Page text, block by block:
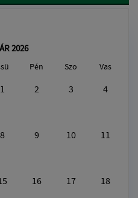
2026
Pén Szo Vas
1 2 3 4
8 9 10 11
16 17 18